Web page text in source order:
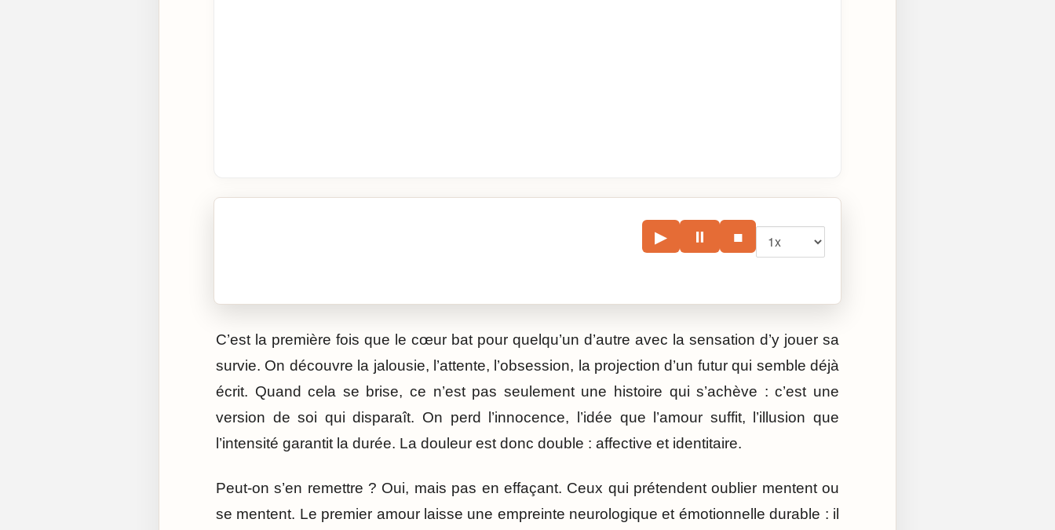
▶ ⏸ ■
C’est la première fois que le cœur bat pour quelqu’un d’autre avec la sensation d’y jouer sa
survie. On découvre la jalousie, l’attente, l’obsession, la projection d’un futur qui semble déjà
écrit. Quand cela se brise, ce n’est pas seulement une histoire qui s’achève : c’est une
version de soi qui disparaît. On perd l’innocence, l’idée que l’amour suffit, l’illusion que
l’intensité garantit la durée. La douleur est donc double : affective et identitaire.
Peut-on s’en remettre ? Oui, mais pas en effaçant. Ceux qui prétendent oublier mentent ou
se mentent. Le premier amour laisse une empreinte neurologique et émotionnelle durable : il